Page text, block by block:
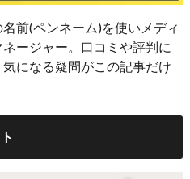
前(ペンネーム)を使いメディ
ージャー。口コミや評判に
になる疑問がこの記事だけ